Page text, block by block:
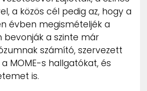
a közös cél pedig az, hogy a
évben megismételjék a
bevonják a szinte már
számító, szervezett
MOME-s hallgatókat, és
is.